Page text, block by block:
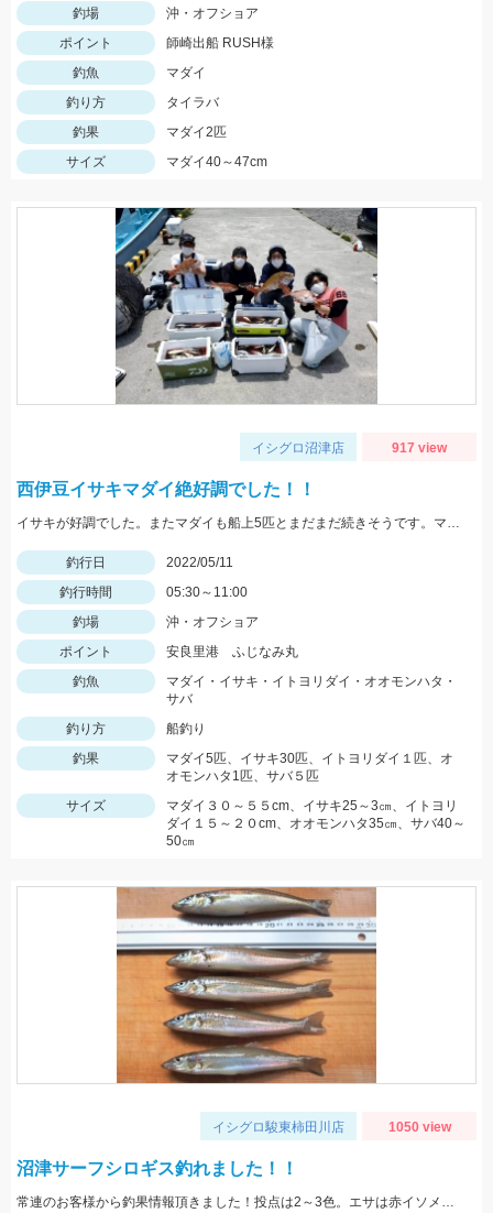
釣場
沖・オフショア
ポイント
師崎出船 RUSH様
釣魚
マダイ
釣り方
タイラバ
釣果
マダイ2匹
サイズ
マダイ40～47cm
イシグロ沼津店 917 view
西伊豆イサキマダイ絶好調でした！！
イサキが好調でした。またマダイも船上5匹とまだまだ続きそうです。マダイなら12ｍのハリス、イサキなら5ｍハリスに2本針が効果絶大でした。
釣行日
2022/05/11
釣行時間
05:30～11:00
釣場
沖・オフショア
ポイント
安良里港 ふじなみ丸
釣魚
マダイ・イサキ・イトヨリダイ・オオモンハタ・
サバ
釣り方
船釣り
釣果
マダイ5匹、イサキ30匹、イトヨリダイ１匹、オ
オモンハタ1匹、サバ５匹
サイズ
マダイ３０～５５cm、イサキ25～3㎝、イトヨリ
ダイ１５～２０cm、オオモンハタ35㎝、サバ40～
50㎝
イシグロ駿東柿田川店 1050 view
沼津サーフシロギス釣れました！！
常連のお客様から釣果情報頂きました！投点は2～3色。エサは赤イソメを使用。